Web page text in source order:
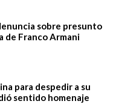
sobre presunto
de Franco Armani
para despedir a su
sentido homenaje